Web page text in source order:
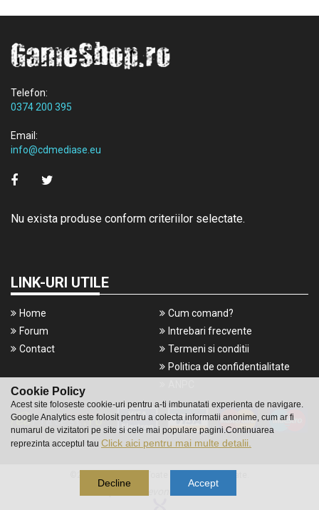
Cookie Policy
Acest site foloseste cookie-uri pentru a-ti imbunatati experienta de navigare.
Google Analytics este folosit pentru a colecta informatii anonime, cum ar fi
numarul de vizitatori pe site si cele mai populare pagini.Continuarea
reprezinta acceptul tau Click aici pentru mai multe detalii.
Decline Accept
Telefon:
0374 200 395
Email:
info@cdmediase.eu
Nu exista produse conform criteriilor selectate.
LINK-URI UTILE
Home
Forum
Contact
Cum comand?
Intrebari frecvente
Termeni si conditii
Politica de confidentialitate
DNA